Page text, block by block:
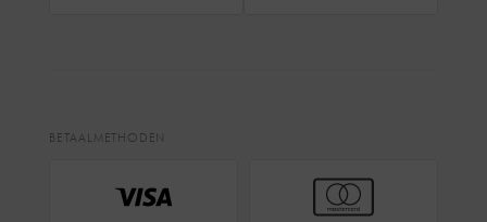
BETAALMETHODEN